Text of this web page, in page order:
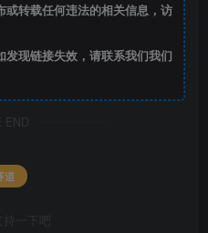
转载任何违法的相关信息，访
现链接失效，请联系我们我们
END
道
持一下吧